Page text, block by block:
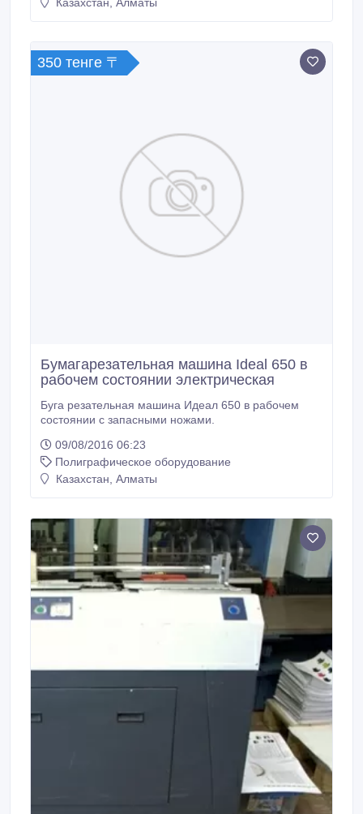
350 тенге 〒
Бумагарезательная машина Ideal 650 в
рабочем состоянии электрическая
Буга резательная машина Идеал 650 в рабочем
состоянии с запасными ножами.
09/08/2016 06:23
Полиграфическое оборудование
Казахстан, Алматы